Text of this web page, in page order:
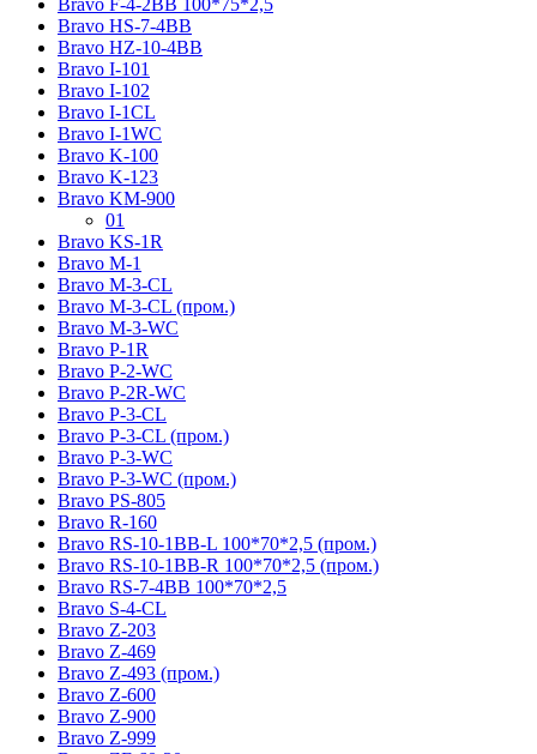
Bravo F-4-2BB 100*75*2,5
Bravo HS-7-4BB
Bravo HZ-10-4BB
Bravo I-101
Bravo I-102
Bravo I-1CL
Bravo I-1WC
Bravo K-100
Bravo K-123
Bravo KM-900
01
Bravo KS-1R
Bravo M-1
Bravo M-3-CL
Bravo M-3-CL (пром.)
Bravo M-3-WC
Bravo P-1R
Bravo P-2-WC
Bravo P-2R-WC
Bravo P-3-CL
Bravo P-3-CL (пром.)
Bravo P-3-WC
Bravo P-3-WC (пром.)
Bravo PS-805
Bravo R-160
Bravo RS-10-1BB-L 100*70*2,5 (пром.)
Bravo RS-10-1BB-R 100*70*2,5 (пром.)
Bravo RS-7-4BB 100*70*2,5
Bravo S-4-CL
Bravo Z-203
Bravo Z-469
Bravo Z-493 (пром.)
Bravo Z-600
Bravo Z-900
Bravo Z-999